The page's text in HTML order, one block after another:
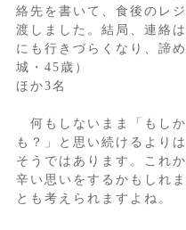
絡先を書いて、食後のレ
渡しました。結局、連絡
にも行きづらくなり、諦
城・45歳）
ほか3名
何もしないまま「もし
も？」と思い続けるより
そうではあります。これ
辛い思いをするかもしれ
とも考えられますよね。